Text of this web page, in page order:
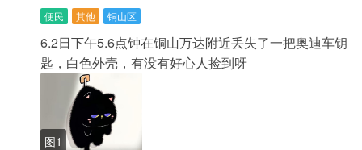
便民 其他 铜山区
6.2日下午5.6点钟在铜山万达附近丢失了一把奥迪车钥
匙，白色外壳，有没有好心人捡到呀
图1